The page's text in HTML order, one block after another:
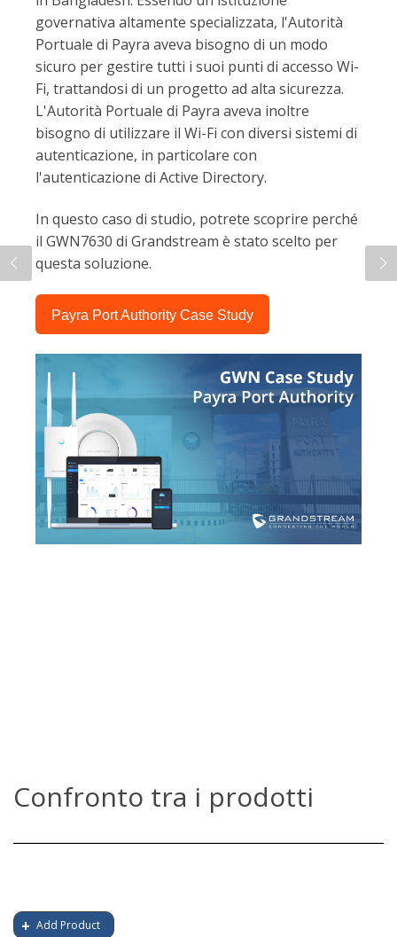
governativa altamente specializzata, l'Autorità
Portuale di Payra aveva bisogno di un modo
sicuro per gestire tutti i suoi punti di accesso Wi-
Fi, trattandosi di un progetto ad alta sicurezza.
L'Autorità Portuale di Payra aveva inoltre
bisogno di utilizzare il Wi-Fi con diversi sistemi di
autenticazione, in particolare con
l'autenticazione di Active Directory.
In questo caso di studio, potrete scoprire perché
il GWN7630 di Grandstream è stato scelto per
questa soluzione.
Payra Port Authority Case Study
Confronto tra i prodotti
Add Product